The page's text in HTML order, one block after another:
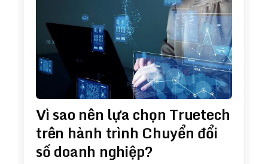
Vì sao nên lựa chọn Truetech
trên hành trình Chuyển đổi
số doanh nghiệp?